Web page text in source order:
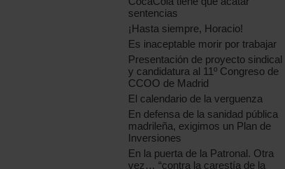
sentencias
¡Hasta siempre, Horacio!
Es inaceptable morir por trabajar
Presentación de proyecto sindical
y candidatura al 11º Congreso de
CCOO de Madrid
El calendario de la verguenza
En defensa de la sanidad pública
madrileña, exigimos un Plan de
Inversiones
En la puerta de la Patronal. Otra
vez… “contra la carestía de la